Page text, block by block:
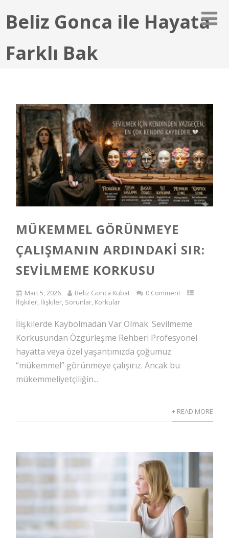
Beliz Gonca ile Hayata
Farklı Bak
MÜKEMMEL GÖRÜNMEYE
ÇALIŞMANIN ARDINDAKI SIR:
SEVILMEME KORKUSU
Mart 5, 2026 Beliz Gonca Kubat
0 Comment
İlişkiler, İlişkiler, Sorunlar, Korkular
İlişkilerde Kaybolmadan Var Olmak: Sevilmeme
Korkusundan Özgürleşme Rehberi Profesyonel
hayatta veya özel yaşantımızda çoğumuz
“mükemmel” görünmeye çalışırız. Ancak bu
mükemmeliyetçiliğin...
+ READ MORE